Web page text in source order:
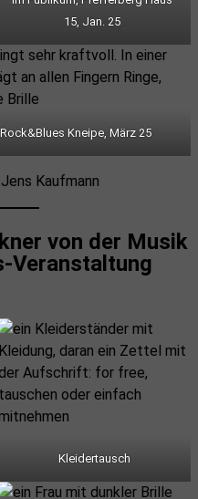
15, Jan. 25
Kneipe, März 25
Kaufmann
von der Musik
Veranstaltung
Kleidertausch